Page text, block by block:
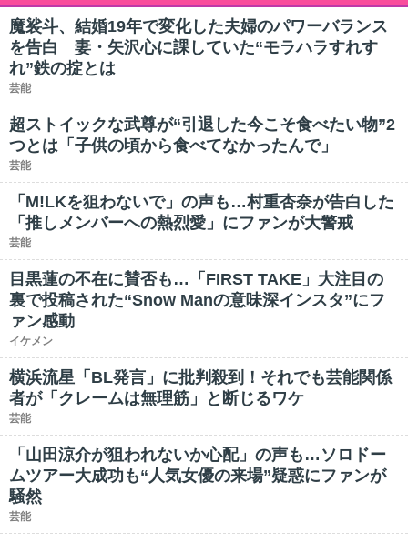
魔裟斗、結婚19年で変化した夫婦のパワーバランス
を告白 妻・矢沢心に課していた“モラハラすれす
れ”鉄の掟とは
芸能
超ストイックな武尊が“引退した今こそ食べたい物”2
つとは「子供の頃から食べてなかったんで」
芸能
「M!LKを狙わないで」の声も…村重杏奈が告白した
「推しメンバーへの熱烈愛」にファンが大警戒
芸能
目黒蓮の不在に賛否も…「FIRST TAKE」大注目の
裏で投稿された“Snow Manの意味深インスタ”にフ
ァン感動
イケメン
横浜流星「BL発言」に批判殺到！それでも芸能関係
者が「クレームは無理筋」と断じるワケ
芸能
「山田涼介が狙われないか心配」の声も…ソロドー
ムツアー大成功も“人気女優の来場”疑惑にファンが
騒然
芸能